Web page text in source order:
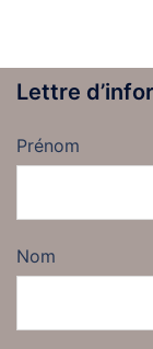
Lettre
Prénom
Nom